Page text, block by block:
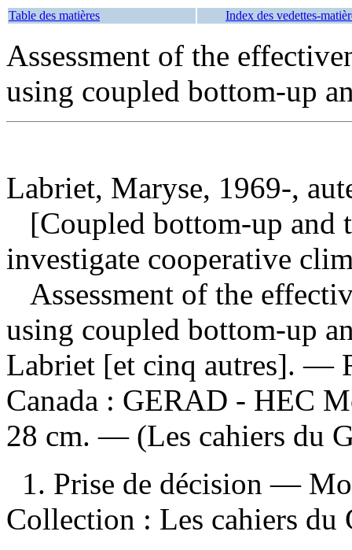
Table des matières Index des vedettes-
Assessment of the
using coupled bottom-up
Labriet, Maryse, 1969-,
[Coupled bottom-up and
investigate cooperative
Assessment of the
using coupled bottom-up
Labriet [et cinq autres]. —
Canada : GERAD - HEC
28 cm. — (Les cahiers du
1. Prise de décision —
Collection : Les cahiers